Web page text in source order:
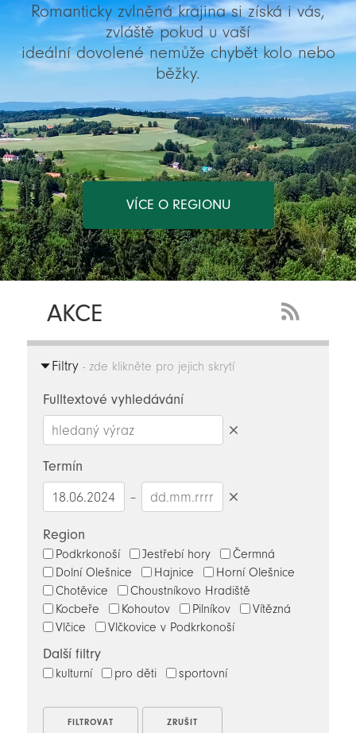
Romanticky zvlněná krajina si získá i vás,
zvláště pokud u vaší
ideální dovolené nemůže chybět kolo nebo
běžky.
VÍCE O REGIONU
AKCE
Feed
Filtry- zde klikněte pro jejich skrytí
Fulltextové vyhledávání
Termín
–
Region
Podkrkonoší Jestřebí hory
Čermná
Dolní Olešnice
Hajnice
Horní Olešnice
Chotěvice
Choustníkovo Hradiště
Kocbeře
Kohoutov Pilníkov
Vítězná
Vlčice
Vlčkovice v Podkrkonoší
Další filtry
kulturní pro děti sportovní